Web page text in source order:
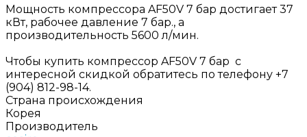
Мощность компрессора AF50V 7 бар достигает 37
кВт, рабочее давление 7 бар., а
производительность 5600 л/мин.
Чтобы купить компрессор AF50V 7 бар с
интересной скидкой обратитесь по телефону +7
(904) 812-98-14.
Страна происхождения
Корея
Производитель